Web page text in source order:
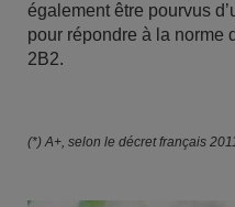
également être pourvus
pour répondre à la norme
2B2.
(*) A+, selon le décret français